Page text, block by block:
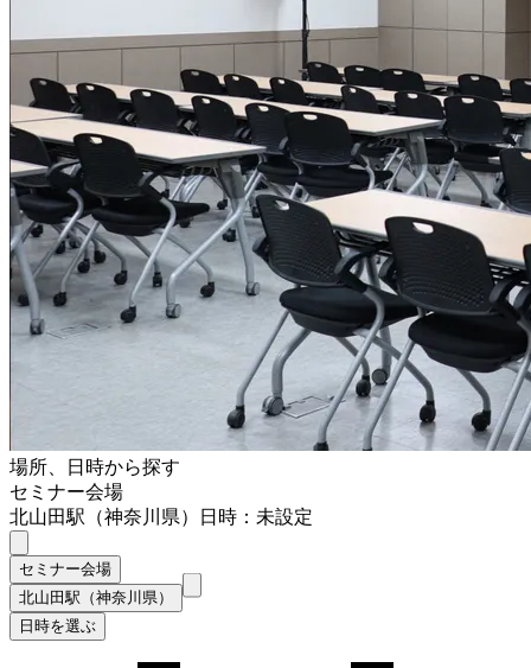
場所、日時から探す
セミナー会場
北山田駅（神奈川県）
日時：未設定
セミナー会場
北山田駅（神奈川県）
日時を選ぶ